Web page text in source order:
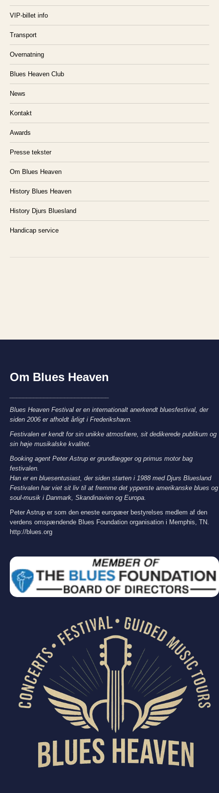
VIP-billet info
Transport
Overnatning
Blues Heaven Club
News
Kontakt
Awards
Presse tekster
Om Blues Heaven
History Blues Heaven
History Djurs Bluesland
Handicap service
Om Blues Heaven
Blues Heaven Festival er en internationalt anerkendt bluesfestival, der
siden 2006 er afholdt årligt i Frederikshavn.
Festivalen er kendt for sin unikke atmosfære, sit dedikerede publikum og
sin høje musikalske kvalitet.
Booking agent Peter Astrup er grundlægger og primus motor bag
festivalen.
Han er en bluesentusiast, der siden starten i 1988 med Djurs Bluesland
Festivalen har viet sit liv til at fremme det ypperste amerikanske blues og
soul-musik i Danmark, Skandinavien og Europa.
Peter Astrup er som den eneste europæer bestyrelses medlem af den
verdens omspændende Blues Foundation organisation i Memphis, TN.
http://blues.org